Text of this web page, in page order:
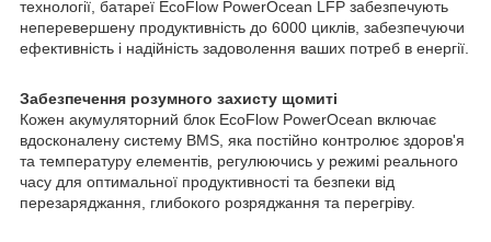
технології, батареї EcoFlow PowerOcean LFP забезпечують
неперевершену продуктивність до 6000 циклів, забезпечуючи
ефективність і надійність задоволення ваших потреб в енергії.
Забезпечення розумного захисту щомиті
Кожен акумуляторний блок EcoFlow PowerOcean включає
вдосконалену систему BMS, яка постійно контролює здоров'я
та температуру елементів, регулюючись у режимі реального
часу для оптимальної продуктивності та безпеки від
перезаряджання, глибокого розряджання та перегріву.